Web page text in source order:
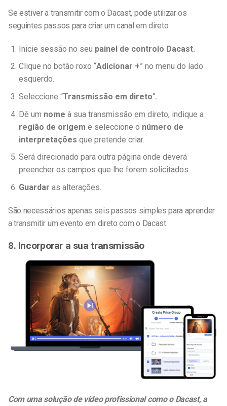
Se estiver a transmitir com o Dacast, pode utilizar os
seguintes passos para criar um canal em direto:
Inicie sessão no seu painel de controlo Dacast.
Clique no botão roxo “Adicionar +” no menu do lado
esquerdo.
Seleccione “Transmissão em direto“.
Dê um nome à sua transmissão em direto, indique a
região de origem e seleccione o número de
interpretações que pretende criar.
Será direcionado para outra página onde deverá
preencher os campos que lhe forem solicitados.
Guardar as alterações.
São necessários apenas seis passos simples para aprender
a transmitir um evento em direto com o Dacast.
8. Incorporar a sua transmissão
Com uma solução de vídeo profissional como o Dacast, a